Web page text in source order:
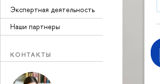
Экспертная деятельность
Наши партнеры
КОНТАКТЫ